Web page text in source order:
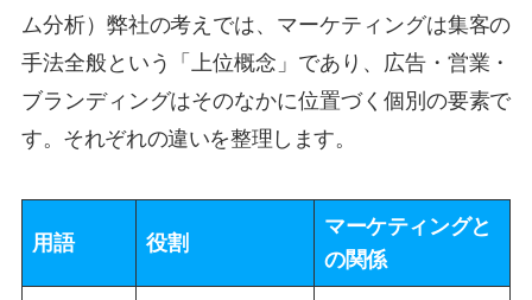
ム分析）弊社の考えでは、マーケティングは集客の
手法全般という「上位概念」であり、広告・営業・
ブランディングはそのなかに位置づく個別の要素で
す。それぞれの違いを整理します。
用語 役割
マーケティングと
の関係